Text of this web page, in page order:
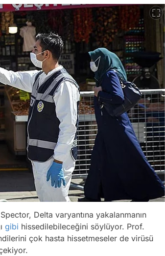
Delta varyantına yakalanmanın
gibi hissedilebileceğini söylüyor. Prof.
çok hasta hissetmeseler de virüsü